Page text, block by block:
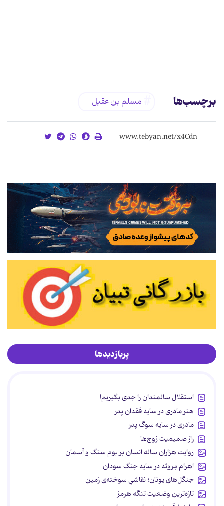
برچسب‌ها مسلم بن عقیل
پربازدیدها
استقلال سالمندان را جدی بگیریم!
هنر مادری در سایه‌ فقدان پدر
مادری در سایه سوگ پدر
راز صمیمیت زوج‌ها
روایت هزاران ساله انسان بر بوم سنگ و آسمان
اهرام مِروئه در سایه جنگ سودان
جنگل‌های یونان؛ نقاشیِ سوخته‌ی زمین
تازه‌ترین وضعیت تنگه هرمز